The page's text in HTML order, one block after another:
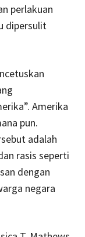
perlakuan
dipersulit
Amerika
pun.
adalah
rasis seperti
dengan
negara